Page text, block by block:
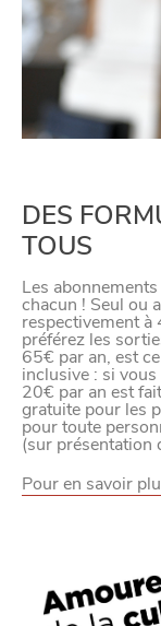
DES
TOUS
Les
chacun ! Seul ou
respectivement à
préférez les
65€ par an, est
inclusive : si vous
20€ par an est
gratuite pour les
pour toute
(sur présentation
Pour en savoir